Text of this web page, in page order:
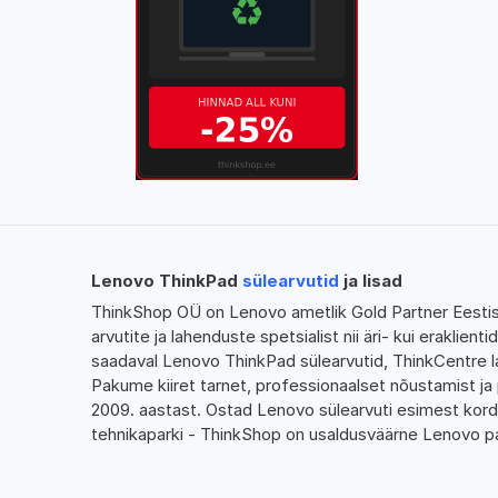
Lenovo ThinkPad sülearvutid ja lisad
ThinkShop OÜ on Lenovo ametlik Gold Partner
arvutite ja lahenduste spetsialist nii äri- kui
saadaval Lenovo ThinkPad sülearvutid, ThinkCentre
Pakume kiiret tarnet, professionaalset nõustamist
2009. aastast. Ostad Lenovo sülearvuti esimest
tehnikaparki - ThinkShop on usaldusväärne Lenovo